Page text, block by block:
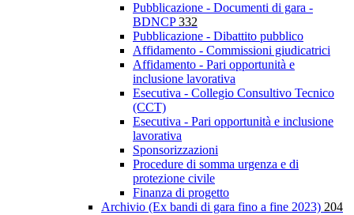
Pubblicazione - Documenti di gara -
BDNCP332
Pubblicazione - Dibattito pubblico
Affidamento - Commissioni giudicatrici
Affidamento - Pari opportunità e
inclusione lavorativa
Esecutiva - Collegio Consultivo Tecnico
(CCT)
Esecutiva - Pari opportunità e inclusione
lavorativa
Sponsorizzazioni
Procedure di somma urgenza e di
protezione civile
Finanza di progetto
Archivio (Ex bandi di gara fino a fine 2023) 204